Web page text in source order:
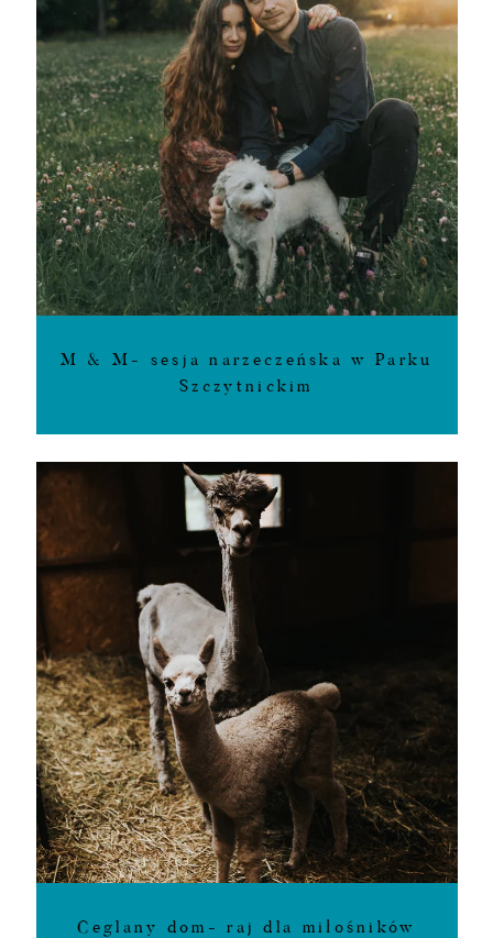
M & M- sesja narzeczeńska w Parku
Szczytnickim
Ceglany dom- raj dla miłośników